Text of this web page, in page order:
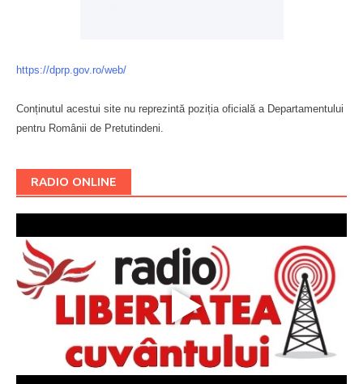
https://dprp.gov.ro/web/
Conținutul acestui site nu reprezintă poziția oficială a Departamentului
pentru Românii de Pretutindeni.
RADIO ONLINE